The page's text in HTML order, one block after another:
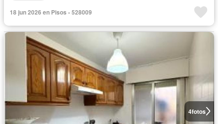
18 jun 2026 en Pisos - 528009
4fotos